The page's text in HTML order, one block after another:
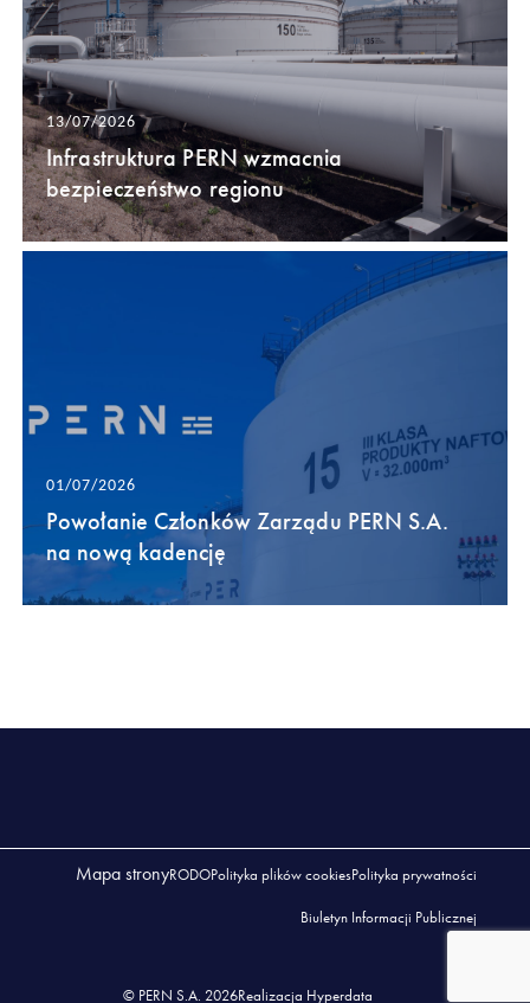
13/07/2026
Infrastruktura PERN wzmacnia
bezpieczeństwo regionu
01/07/2026
Powołanie Członków Zarządu PERN S.A.
na nową kadencję
Mapa stronyRODOPolityka plików cookiesPolityka prywatności
Biuletyn Informacji Publicznej
© PERN S.A. 2026Realizacja Hyperdata